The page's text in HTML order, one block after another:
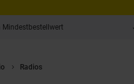
Mindestbestellwert
Radios